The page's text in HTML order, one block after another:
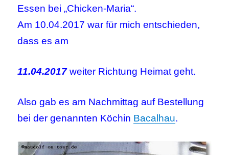
Essen bei „Chicken-Maria“.
Am 10.04.2017 war für mich entschieden,
dass es am
11.04.2017weiter Richtung Heimat geht.
Also gab es am Nachmittag auf Bestellung
bei der genannten Köchin Bacalhau.